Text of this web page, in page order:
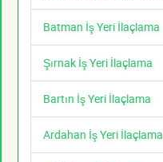
Batman İş Yeri İlaçlama
Şırnak İş Yeri İlaçlama
Bartın İş Yeri İlaçlama
Ardahan İş Yeri İlaçlama